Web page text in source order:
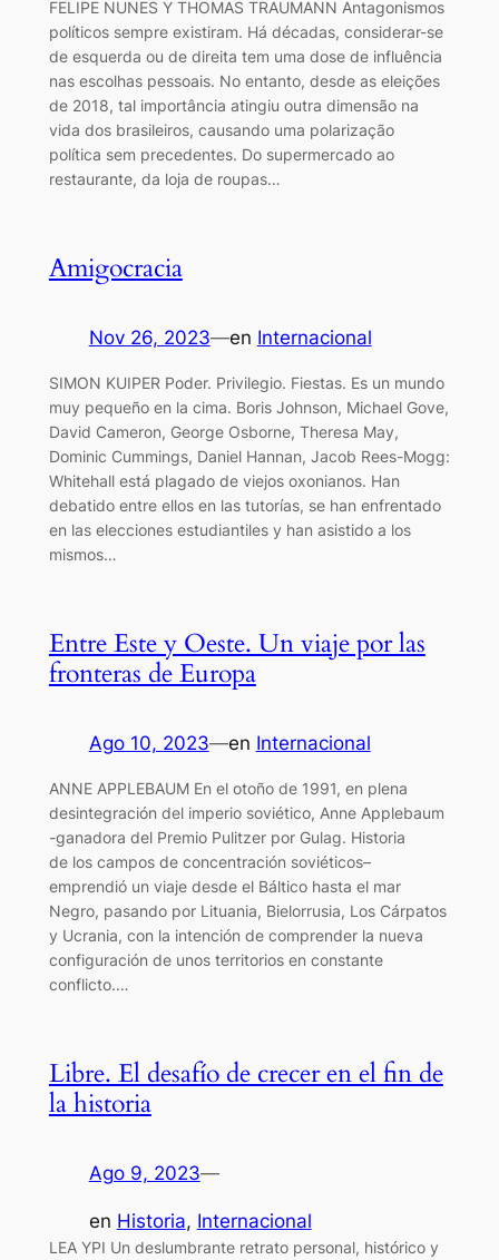
FELIPE NUNES Y THOMAS TRAUMANN Antagonismos
políticos sempre existiram. Há décadas, considerar-se
de esquerda ou de direita tem uma dose de influência
nas escolhas pessoais. No entanto, desde as eleições
de 2018, tal importância atingiu outra dimensão na
vida dos brasileiros, causando uma polarização
política sem precedentes. Do supermercado ao
restaurante, da loja de roupas…
Amigocracia
Nov 26, 2023—en Internacional
SIMON KUIPER Poder. Privilegio. Fiestas. Es un mundo
muy pequeño en la cima. Boris Johnson, Michael Gove,
David Cameron, George Osborne, Theresa May,
Dominic Cummings, Daniel Hannan, Jacob Rees-Mogg:
Whitehall está plagado de viejos oxonianos. Han
debatido entre ellos en las tutorías, se han enfrentado
en las elecciones estudiantiles y han asistido a los
mismos…
Entre Este y Oeste. Un viaje por las
fronteras de Europa
Ago 10, 2023—en Internacional
ANNE APPLEBAUM En el otoño de 1991, en plena
desintegración del imperio soviético, Anne Applebaum
-ganadora del Premio Pulitzer por Gulag. Historia
de los campos de concentración soviéticos–
emprendió un viaje desde el Báltico hasta el mar
Negro, pasando por Lituania, Bielorrusia, Los Cárpatos
y Ucrania, con la intención de comprender la nueva
configuración de unos territorios en constante
conflicto.…
Libre. El desafío de crecer en el fin de
la historia
Ago 9, 2023—
en Historia, Internacional
LEA YPI Un deslumbrante retrato personal, histórico y